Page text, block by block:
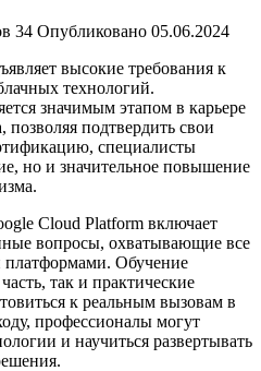
34 Опубликовано 05.06.2024
высокие требования к
технологий.
значимым этапом в карьере
подтвердить свои
специалисты
но и значительное повышение
Cloud Platform включает
вопросы, охватывающие все
платформами. Обучение
так и практические
к реальным вызовам в
профессионалы могут
и научиться развертывать